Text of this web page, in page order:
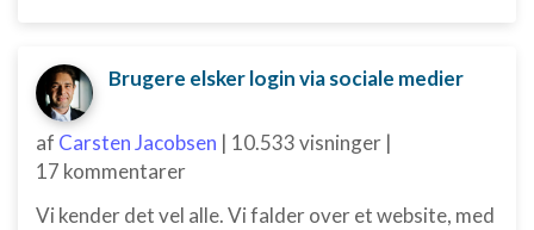
Brugere elsker login via sociale medier
af Carsten Jacobsen | 10.533 visninger |
17 kommentarer
Vi kender det vel alle. Vi falder over et website, med